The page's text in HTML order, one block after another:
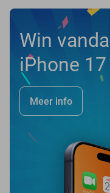
Win
iPhone
Meer info